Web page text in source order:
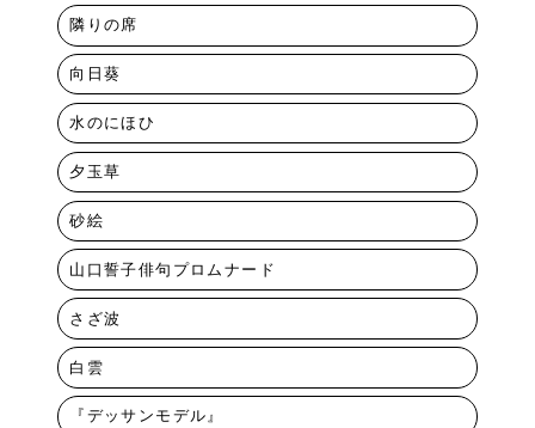
隣りの席
向日葵
水のにほひ
夕玉草
砂絵
山口誓子俳句プロムナード
さざ波
白雲
『デッサンモデル』